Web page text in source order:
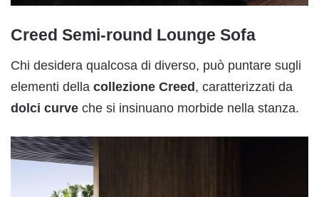
Creed Semi-round Lounge Sofa
Chi desidera qualcosa di diverso, può puntare sugli
elementi della collezione Creed, caratterizzati da
dolci curve che si insinuano morbide nella stanza.